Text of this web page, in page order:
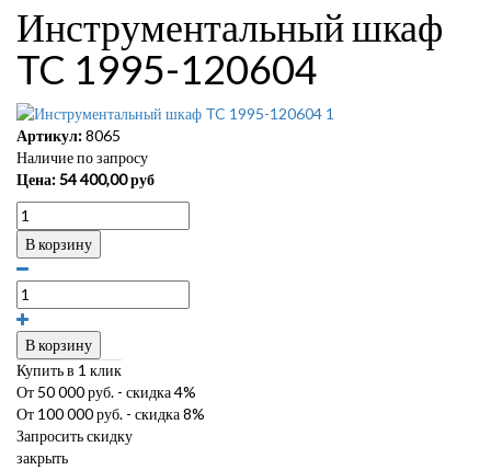
Инструментальный шкаф
TC 1995-120604
Артикул:8065
Наличие по запросу
Цена:54 400,00руб
В корзину
В корзину
Купить в 1 клик
От 50 000 руб. - скидка 4%
От 100 000 руб. - скидка 8%
Запросить скидку
закрыть